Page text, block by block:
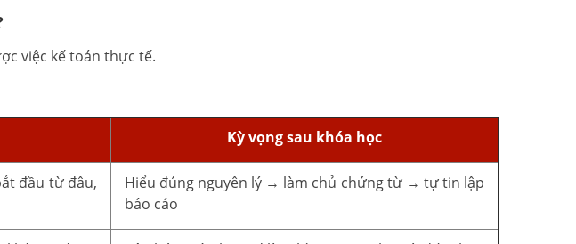
việc kế toán thực tế.
Kỳ vọng sau khóa học
đầu từ đâu,
Hiểu đúng nguyên lý → làm chủ chứng từ → tự tin lập
báo cáo